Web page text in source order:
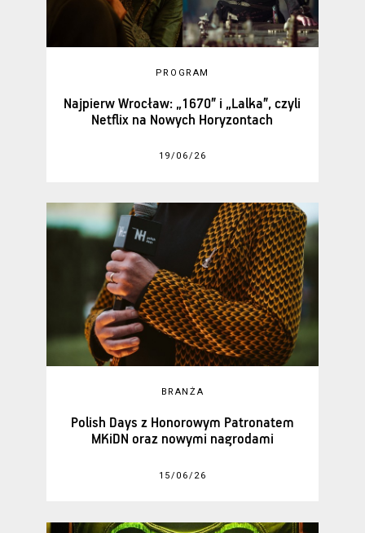
PROGRAM
Najpierw Wrocław: „1670” i „Lalka”, czyli
Netflix na Nowych Horyzontach
19/06/26
BRANŻA
Polish Days z Honorowym Patronatem
MKiDN oraz nowymi nagrodami
15/06/26